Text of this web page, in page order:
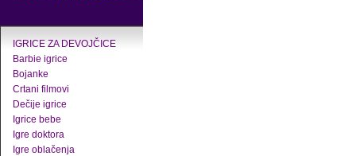
IGRICE ZA DEVOJČICE
Barbie igrice
Bojanke
Crtani filmovi
Dečije igrice
Igrice bebe
Igre doktora
Igre oblačenja